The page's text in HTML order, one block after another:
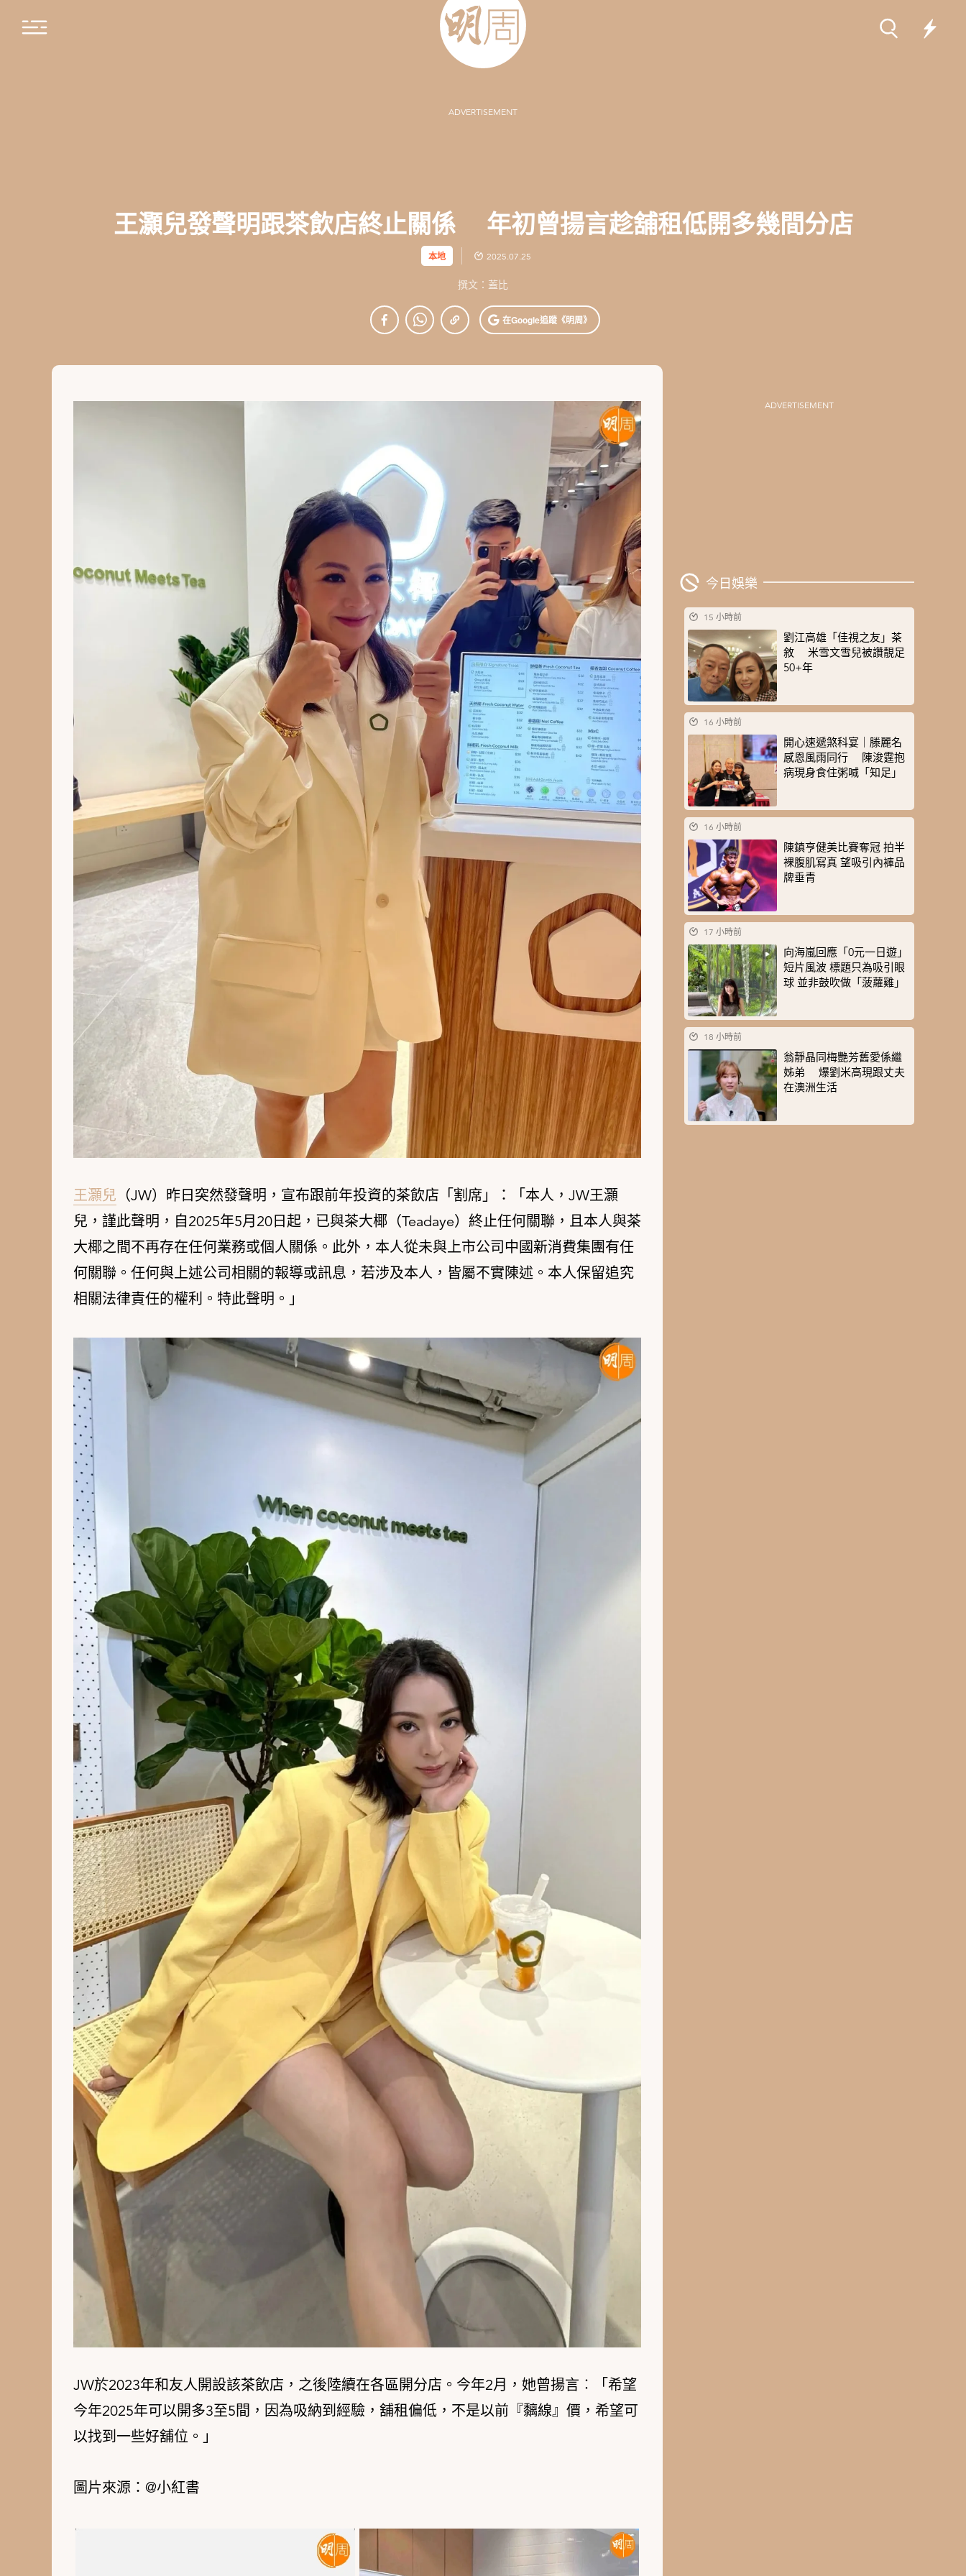
ADVERTISEMENT
王灝兒發聲明跟茶飲店終止關係 年初曾揚言趁舖租低開多幾間分店
本地 2025.07.25
撰文：蓋比
在Google追蹤《明周》
王灝兒 （JW）昨日突然發聲明，宣布跟前年投資的茶飲店「割席」：「本人，JW王灝
兒，謹此聲明，自2025年5月20日起，已與茶大椰（Teadaye）終止任何關聯，且本人與茶
大椰之間不再存在任何業務或個人關係。此外，本人從未與上市公司中國新消費集團有任
何關聯。任何與上述公司相關的報導或訊息，若涉及本人，皆屬不實陳述。本人保留追究
相關法律責任的權利。特此聲明。」
JW於2023年和友人開設該茶飲店，之後陸續在各區開分店。今年2月，她曾揚言︰「希望
今年2025年可以開多3至5間，因為吸納到經驗，舖租偏低，不是以前『黐線』價，希望可
以找到一些好舖位。」
圖片來源：@小紅書
ADVERTISEMENT
今日娛樂
15 小時前
劉江高雄「佳視之友」茶
敘 米雪文雪兒被讚靚足
50+年
16 小時前
開心速遞煞科宴｜滕麗名
感恩風雨同行 陳浚霆抱
病現身食住粥喊「知足」
16 小時前
陳鎮亨健美比賽奪冠 拍半
裸腹肌寫真 望吸引內褲品
牌垂青
17 小時前
向海嵐回應「0元一日遊」
短片風波 標題只為吸引眼
球 並非鼓吹做「菠蘿雞」
18 小時前
翁靜晶同梅艷芳舊愛係繼
姊弟 爆劉米高現跟丈夫
在澳洲生活